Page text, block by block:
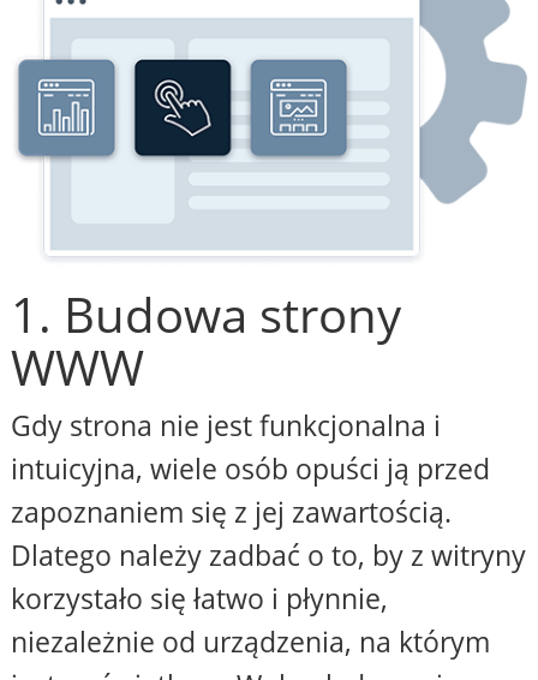
1. Budowa strony
WWW
Gdy strona nie jest funkcjonalna i
intuicyjna, wiele osób opuści ją przed
zapoznaniem się z jej zawartością.
Dlatego należy zadbać o to, by z witryny
korzystało się łatwo i płynnie,
niezależnie od urządzenia, na którym